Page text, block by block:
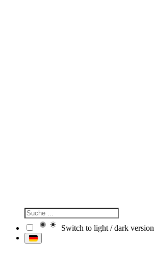
Switch to light / dark version